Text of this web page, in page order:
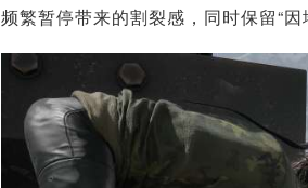
频繁暂停带来的割裂感，同时保留“